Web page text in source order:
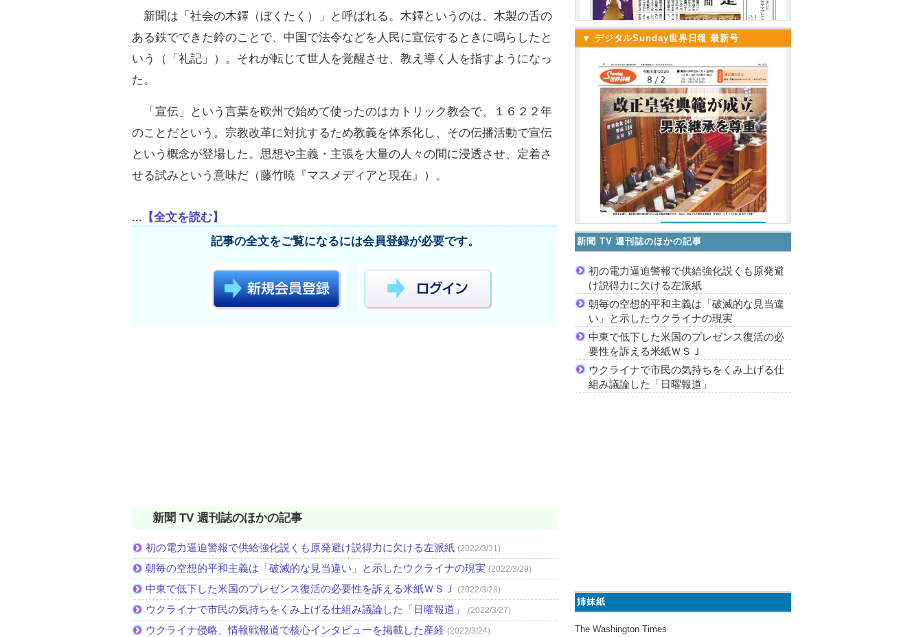
新聞は「社会の木鐸（ぼくたく）」と呼ばれる。木鐸というのは、木製の舌の
ある鉄でできた鈴のことで、中国で法令などを人民に宣伝するときに鳴らしたと
いう（「礼記」）。それが転じて世人を覚醒させ、教え導く人を指すようになっ
た。
「宣伝」という言葉を欧州で始めて使ったのはカトリック教会で、１６２２年
のことだという。宗教改革に対抗するため教義を体系化し、その伝播活動で宣伝
という概念が登場した。思想や主義・主張を大量の人々の間に浸透させ、定着さ
せる試みという意味だ（藤竹暁『マスメディアと現在』）。
...【全文を読む】
記事の全文をご覧になるには会員登録が必要です。
新聞 TV 週刊誌のほかの記事
初の電力逼迫警報で供給強化説くも原発避け説得力に欠ける左派紙 (2022/3/31)
朝毎の空想的平和主義は「破滅的な見当違い」と示したウクライナの現実 (2022/3/29)
中東で低下した米国のプレゼンス復活の必要性を訴える米紙ＷＳＪ (2022/3/28)
ウクライナで市民の気持ちをくみ上げる仕組み議論した「日曜報道」 (2022/3/27)
ウクライナ侵略、情報戦報道で核心インタビューを掲載した産経 (2022/3/24)
▼ デジタルSunday世界日報 最新号
新聞 TV 週刊誌のほかの記事
初の電力逼迫警報で供給強化説くも原発避
け説得力に欠ける左派紙
朝毎の空想的平和主義は「破滅的な見当違
い」と示したウクライナの現実
中東で低下した米国のプレゼンス復活の必
要性を訴える米紙ＷＳＪ
ウクライナで市民の気持ちをくみ上げる仕
組み議論した「日曜報道」
姉妹紙
The Washington Times